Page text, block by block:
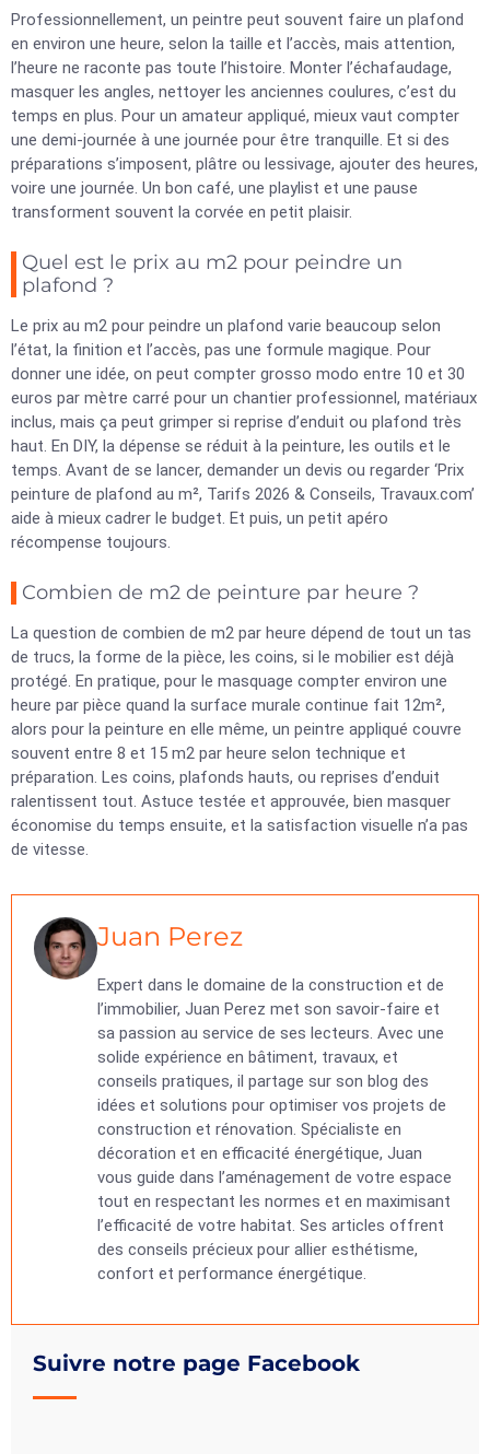
Suivre notre page Facebook
Professionnellement, un peintre peut souvent faire un plafond
en environ une heure, selon la taille et l’accès, mais attention,
l’heure ne raconte pas toute l’histoire. Monter l’échafaudage,
masquer les angles, nettoyer les anciennes coulures, c’est du
temps en plus. Pour un amateur appliqué, mieux vaut compter
une demi-journée à une journée pour être tranquille. Et si des
préparations s’imposent, plâtre ou lessivage, ajouter des heures,
voire une journée. Un bon café, une playlist et une pause
transforment souvent la corvée en petit plaisir.
Quel est le prix au m2 pour peindre un
plafond ?
Le prix au m2 pour peindre un plafond varie beaucoup selon
l’état, la finition et l’accès, pas une formule magique. Pour
donner une idée, on peut compter grosso modo entre 10 et 30
euros par mètre carré pour un chantier professionnel, matériaux
inclus, mais ça peut grimper si reprise d’enduit ou plafond très
haut. En DIY, la dépense se réduit à la peinture, les outils et le
temps. Avant de se lancer, demander un devis ou regarder ‘Prix
peinture de plafond au m², Tarifs 2026 & Conseils, Travaux.com’
aide à mieux cadrer le budget. Et puis, un petit apéro
récompense toujours.
Combien de m2 de peinture par heure ?
La question de combien de m2 par heure dépend de tout un tas
de trucs, la forme de la pièce, les coins, si le mobilier est déjà
protégé. En pratique, pour le masquage compter environ une
heure par pièce quand la surface murale continue fait 12m²,
alors pour la peinture en elle même, un peintre appliqué couvre
souvent entre 8 et 15 m2 par heure selon technique et
préparation. Les coins, plafonds hauts, ou reprises d’enduit
ralentissent tout. Astuce testée et approuvée, bien masquer
économise du temps ensuite, et la satisfaction visuelle n’a pas
de vitesse.
Juan Perez
Expert dans le domaine de la construction et de
l’immobilier, Juan Perez met son savoir-faire et
sa passion au service de ses lecteurs. Avec une
solide expérience en bâtiment, travaux, et
conseils pratiques, il partage sur son blog des
idées et solutions pour optimiser vos projets de
construction et rénovation. Spécialiste en
décoration et en efficacité énergétique, Juan
vous guide dans l’aménagement de votre espace
tout en respectant les normes et en maximisant
l’efficacité de votre habitat. Ses articles offrent
des conseils précieux pour allier esthétisme,
confort et performance énergétique.